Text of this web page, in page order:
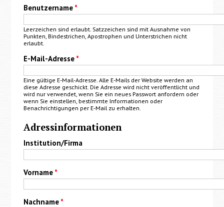
Benutzername *
Leerzeichen sind erlaubt. Satzzeichen sind mit Ausnahme von
Punkten, Bindestrichen, Apostrophen und Unterstrichen nicht
erlaubt.
E-Mail-Adresse *
Eine gültige E-Mail-Adresse. Alle E-Mails der Website werden an
diese Adresse geschickt. Die Adresse wird nicht veröffentlicht und
wird nur verwendet, wenn Sie ein neues Passwort anfordern oder
wenn Sie einstellen, bestimmte Informationen oder
Benachrichtigungen per E-Mail zu erhalten.
Adressinformationen
Institution/Firma
Vorname *
Nachname *